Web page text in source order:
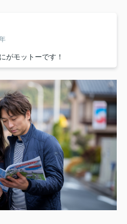
がモットーです！